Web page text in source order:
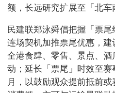
额，长远研究扩展至「北车
民建联郑泳舜倡把握「票
连场契机加推票尾优惠，
全港食肆、零售、景点、
动；延长「票尾」时效至
月，以鼓励观众提前抵前